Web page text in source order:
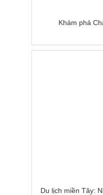
Khám phá
Du lịch miền Tây: